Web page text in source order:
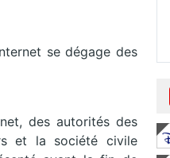
se dégage des
des autorités des
et la société civile